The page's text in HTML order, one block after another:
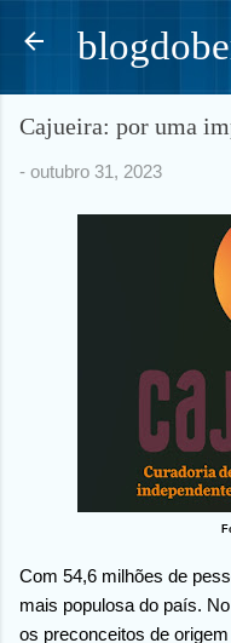
Pular
Cajueira: por uma
- outubro 31, 2023
Com 54,6 milhões de
mais populosa do país.
os preconceitos de